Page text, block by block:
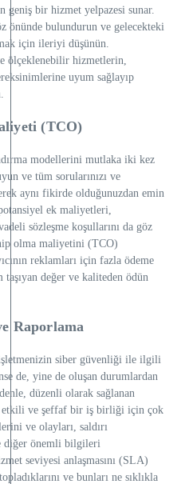
geniş bir hizmet yelpazesi sunar.
önünde bulundurun ve gelecekteki
için ileriyi düşünün.
ölçeklenebilir hizmetlerin,
uyum sağlayıp
(TCO)
modellerini mutlaka iki kez
ve tüm sorularınızı ve
aynı fikirde olduğunuzdan emin
ek maliyetleri,
sözleşme koşullarını da göz
olma maliyetini (TCO)
reklamları için fazla ödeme
değer ve kaliteden ödün
Raporlama
siber güvenliği ile ilgili
de, yine de oluşan durumlardan
düzenli olarak sağlanan
etkili ve şeffaf bir iş birliği için çok
ve olayları, saldırı
diğer önemli bilgileri
seviyesi anlaşmasını (SLA)
ve bunları ne sıklıkla